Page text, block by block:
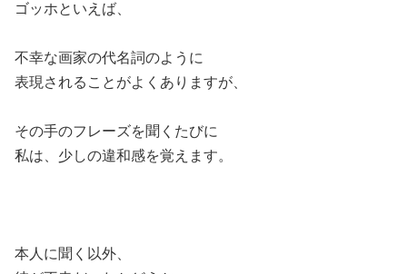
ゴッホといえば、
不幸な画家の代名詞のように
表現されることがよくありますが、
その手のフレーズを聞くたびに
私は、少しの違和感を覚えます。
本人に聞く以外、